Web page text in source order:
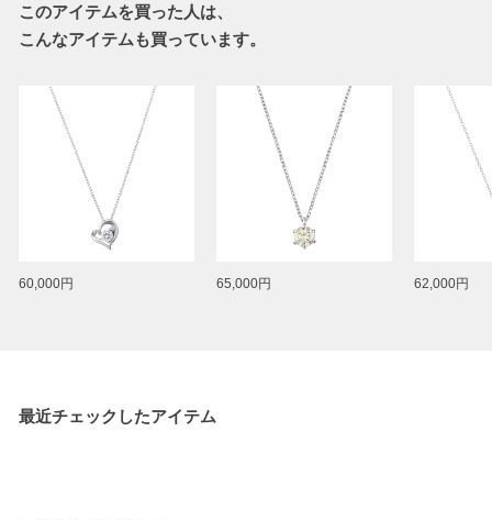
このアイテムを買った人は、
こんなアイテムも買っています。
60,000円 65,000円 62,000円
最近チェックしたアイテム